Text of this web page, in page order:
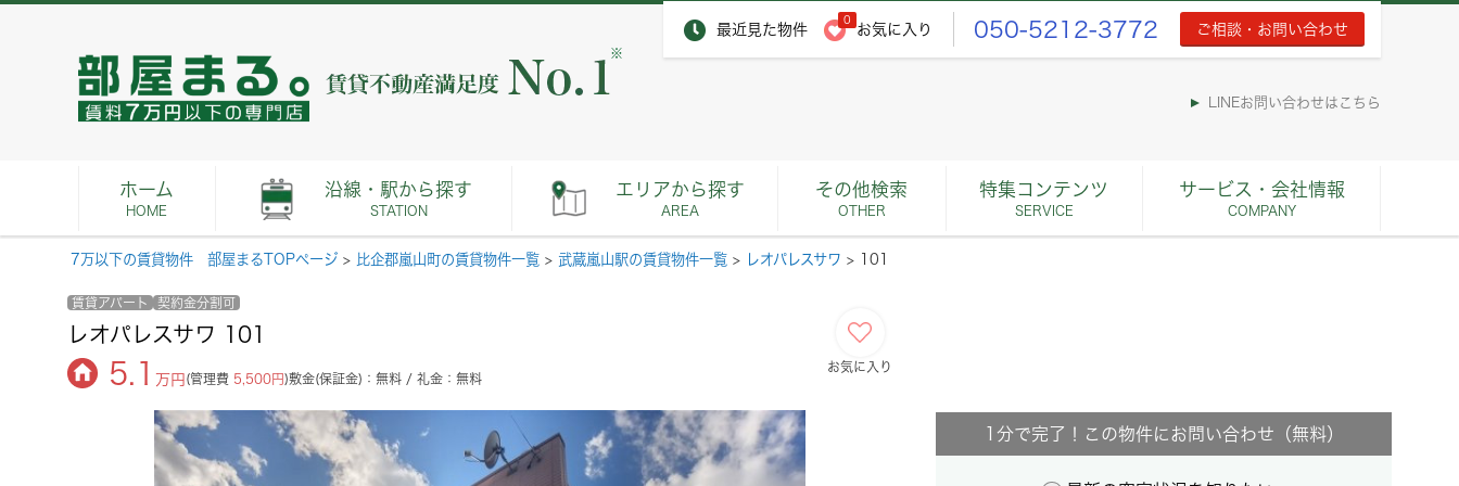
最近見た物件
0
お気に入り 050-5212-3772 ご相談・お問い合わせ
※
LINEお問い合わせはこちら
ホーム
HOME
沿線・駅から探す
STATION
エリアから探す
AREA
その他検索
OTHER
特集コンテンツ
SERVICE
サービス・会社情報
COMPANY
7万以下の賃貸物件 部屋まるTOPページ > 比企郡嵐山町の賃貸物件一覧 > 武蔵嵐山駅の賃貸物件一覧 > レオパレスサワ > 101
賃貸アパート 契約金分割可
レオパレスサワ 101
5.1 万円 (管理費 5,500円)敷金(保証金)：無料 / 礼金：無料
お気に入り
1分で完了！この物件にお問い合わせ（無料）